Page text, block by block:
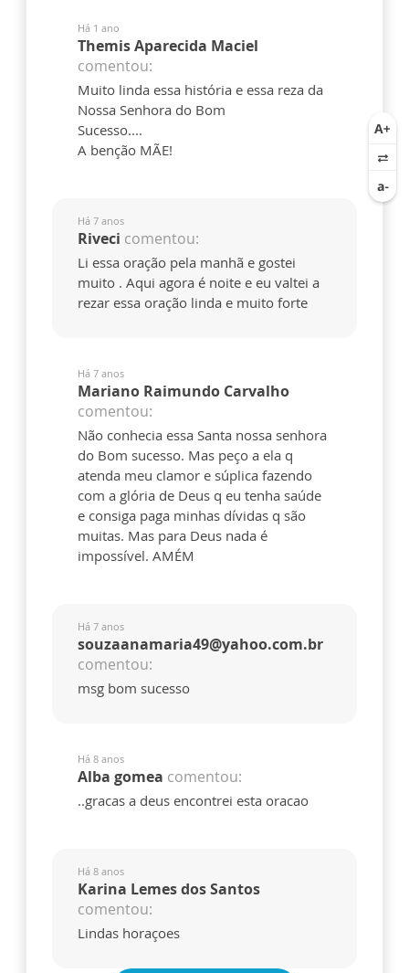
Há 1 ano
Themis Aparecida Maciel
comentou:
Muito linda essa história e essa reza da
Nossa Senhora do Bom
Sucesso....
A benção MÃE!
Há 7 anos
Riveci comentou:
Li essa oração pela manhã e gostei
muito . Aqui agora é noite e eu valtei a
rezar essa oração linda e muito forte
Há 7 anos
Mariano Raimundo Carvalho
comentou:
Não conhecia essa Santa nossa senhora
do Bom sucesso. Mas peço a ela q
atenda meu clamor e súplica fazendo
com a glória de Deus q eu tenha saúde
e consiga paga minhas dívidas q são
muitas. Mas para Deus nada é
impossível. AMÉM
Há 7 anos
souzaanamaria49@yahoo.com.br
comentou:
msg bom sucesso
Há 8 anos
Alba gomea comentou:
..gracas a deus encontrei esta oracao
Há 8 anos
Karina Lemes dos Santos
comentou:
Lindas horaçoes